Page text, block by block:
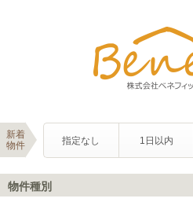
新着
物件
指定なし 1日以内
物件種別